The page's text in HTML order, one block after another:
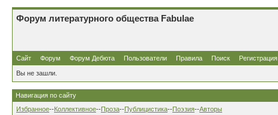
Форум литературного общества Fabulae
Сайт Форум Форум Дебюта Пользователи Правила Поиск Регистрация
Вы не зашли.
Навигация по сайту
Избранное--Коллективное--Проза--Публицистика--Поэзия--Авторы